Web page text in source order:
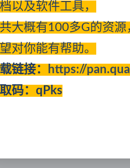
码）
以及软件工具，
大概有100多G的资源
对你能有帮助。
载链接：
https://
码：qPks